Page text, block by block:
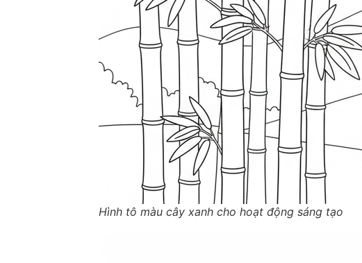
Hình tô màu cây xanh cho hoạt động sáng tạo